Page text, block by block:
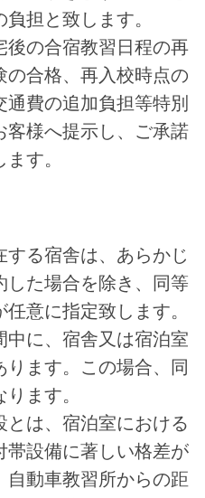
担と致します。
後の合宿教習日程の再
の合格、再入校時点の
費の追加負担等特別
客様へ提示し、ご承諾
す。
る宿舎は、あらかじ
した場合を除き、同等
意に指定致します。
中に、宿舎又は宿泊室
ます。この場合、同
ます。
は、宿泊室における
帯設備に著しい格差が
自動車教習所からの距